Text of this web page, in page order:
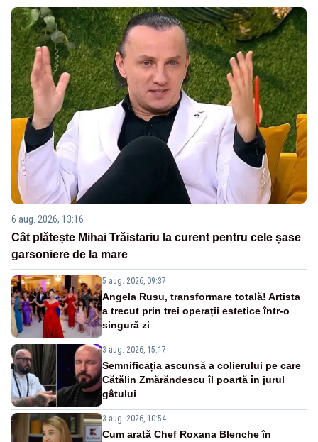
6 aug. 2026, 13:16
Cât plătește Mihai Trăistariu la curent pentru cele șase
garsoniere de la mare
5 aug. 2026, 09:37
Angela Rusu, transformare totală! Artista
a trecut prin trei operații estetice într-o
singură zi
3 aug. 2026, 15:17
Semnificația ascunsă a colierului pe care
Cătălin Zmărăndescu îl poartă în jurul
gâtului
3 aug. 2026, 10:54
Cum arată Chef Roxana Blenche în